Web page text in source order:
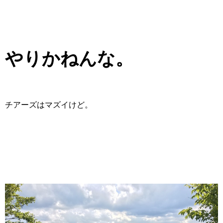
やりかねんな。
チアーズはマズイけど。